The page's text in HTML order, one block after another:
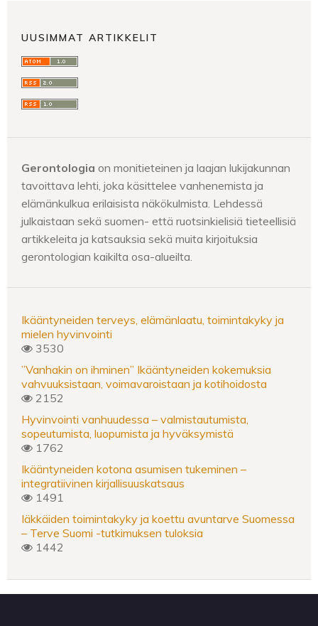
UUSIMMAT ARTIKKELIT
Gerontologia on monitieteinen ja laajan lukijakunnan
tavoittava lehti, joka käsittelee vanhenemista ja
elämänkulkua erilaisista näkökulmista. Lehdessä
julkaistaan sekä suomen- että ruotsinkielisiä tieteellisiä
artikkeleita ja katsauksia sekä muita kirjoituksia
gerontologian kaikilta osa-alueilta.
Ikääntyneiden terveys, elämänlaatu, toimintakyky ja
mielen hyvinvointi
3530
”Vanhakin on ihminen” Ikääntyneiden kokemuksia
vahvuuksistaan, voimavaroistaan ja kotihoidosta
2152
Hyvinvointi vanhuudessa – valmistautumista,
sopeutumista, luopumista ja hyväksymistä
1762
Ikääntyneiden kotona asumisen tukeminen –
integratiivinen kirjallisuuskatsaus
1491
Iäkkäiden toimintakyky ja koettu avuntarve Suomessa
– Terve Suomi -tutkimuksen tuloksia
1442